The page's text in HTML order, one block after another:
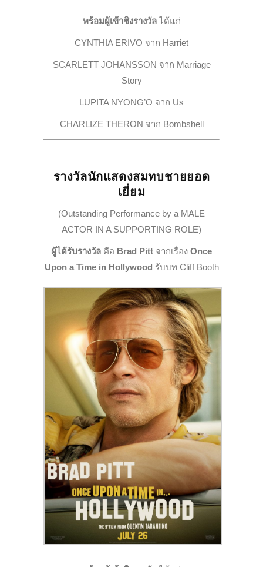
พร้อมผู้เข้าชิงรางวัลได้แก่
CYNTHIA ERIVO จาก Harriet
SCARLETT JOHANSSON จาก Marriage
Story
LUPITA NYONG’O จาก Us
CHARLIZE THERON จาก Bombshell
รางวัลนักแสดงสมทบชายยอด
เยี่ยม
(Outstanding Performance by a MALE
ACTOR IN A SUPPORTING ROLE)
ผู้ได้รับรางวัล คือ Brad Pitt จากเรื่อง Once
Upon a Time in Hollywood รับบท Cliff Booth